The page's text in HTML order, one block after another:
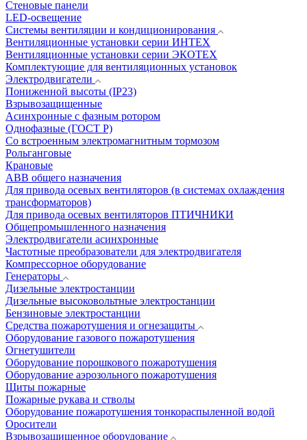
Стеновые панели
LED-освещение
Системы вентиляции и кондиционирования
Вентиляционные установки серии ИНТЕХ
Вентиляционные установки серии ЭКОТЕХ
Комплектующие для вентиляционных установок
Электродвигатели
Пониженной высоты (IP23)
Взрывозащищенные
Асинхронные с фазным ротором
Однофазные (ГОСТ Р)
Со встроенным электромагнитным тормозом
Рольганговые
Крановые
АВВ общего назначения
Для привода осевых вентиляторов (в системах охлаждения
трансформаторов)
Для привода осевых вентиляторов ПТИЧНИКИ
Общепромышленного назначения
Электродвигатели асинхронные
Частотные преобразователи для электродвигателя
Компрессорное оборудование
Генераторы
Дизельные электростанции
Дизельные высоковольтные электростанции
Бензиновые электростанции
Средства пожаротушения и огнезащиты
Оборудование газового пожаротушения
Огнетушители
Оборудование порошкового пожаротушения
Оборудование аэрозольного пожаротушения
Щиты пожарные
Пожарные рукава и стволы
Оборудование пожаротушения тонкораспыленной водой
Оросители
Взрывозащищенное оборудование